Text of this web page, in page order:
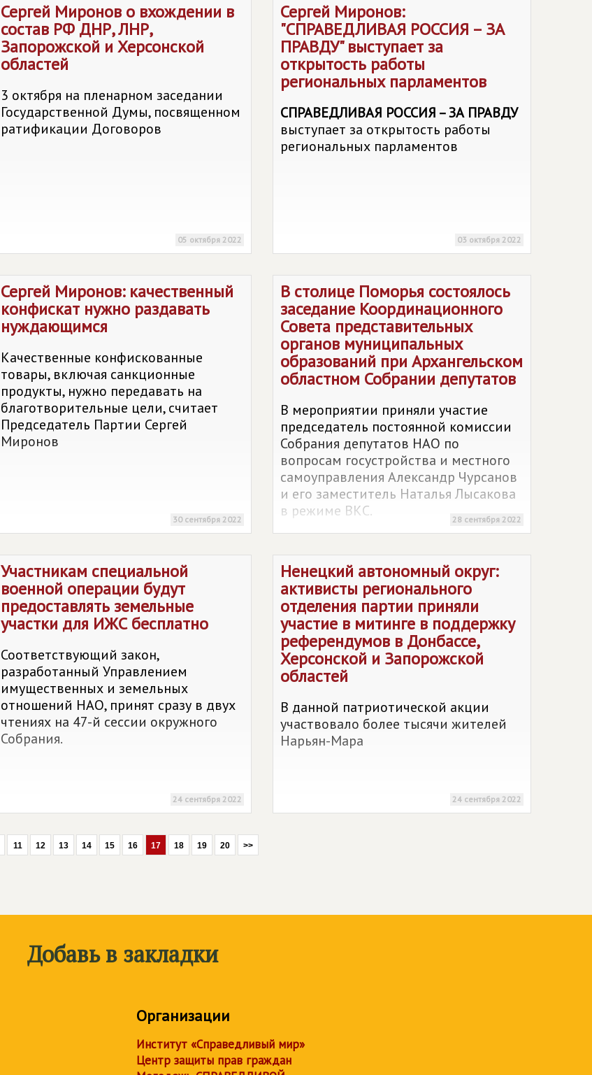
Сергей Миронов о вхождении в
состав РФ ДНР, ЛНР,
Запорожской и Херсонской
областей
3 октября на пленарном заседании
Государственной Думы, посвященном
ратификации Договоров
05 октября 2022
Сергей Миронов:
"СПРАВЕДЛИВАЯ РОССИЯ – ЗА
ПРАВДУ" выступает за
открытость работы
региональных парламентов
СПРАВЕДЛИВАЯ РОССИЯ – ЗА ПРАВДУ
выступает за открытость работы
региональных парламентов
03 октября 2022
Сергей Миронов: качественный
конфискат нужно раздавать
нуждающимся
Качественные конфискованные
товары, включая санкционные
продукты, нужно передавать на
благотворительные цели, считает
Председатель Партии Сергей
Миронов
30 сентября 2022
В столице Поморья состоялось
заседание Координационного
Совета представительных
органов муниципальных
образований при Архангельском
областном Собрании депутатов
В мероприятии приняли участие
председатель постоянной комиссии
Собрания депутатов НАО по
вопросам госустройства и местного
самоуправления Александр Чурсанов
и его заместитель Наталья Лысакова
в режиме ВКС.
28 сентября 2022
Участникам специальной
военной операции будут
предоставлять земельные
участки для ИЖС бесплатно
Соответствующий закон,
разработанный Управлением
имущественных и земельных
отношений НАО, принят сразу в двух
чтениях на 47-й сессии окружного
Собрания.
24 сентября 2022
Ненецкий автономный округ:
активисты регионального
отделения партии приняли
участие в митинге в поддержку
референдумов в Донбассе,
Херсонской и Запорожской
областей
В данной патриотической акции
участвовало более тысячи жителей
Нарьян-Мара
24 сентября 2022
11 12 13 14 15 16 17 18 19 20 >>
Добавь в закладки
Организации
Институт «Справедливый мир»
Центр защиты прав граждан